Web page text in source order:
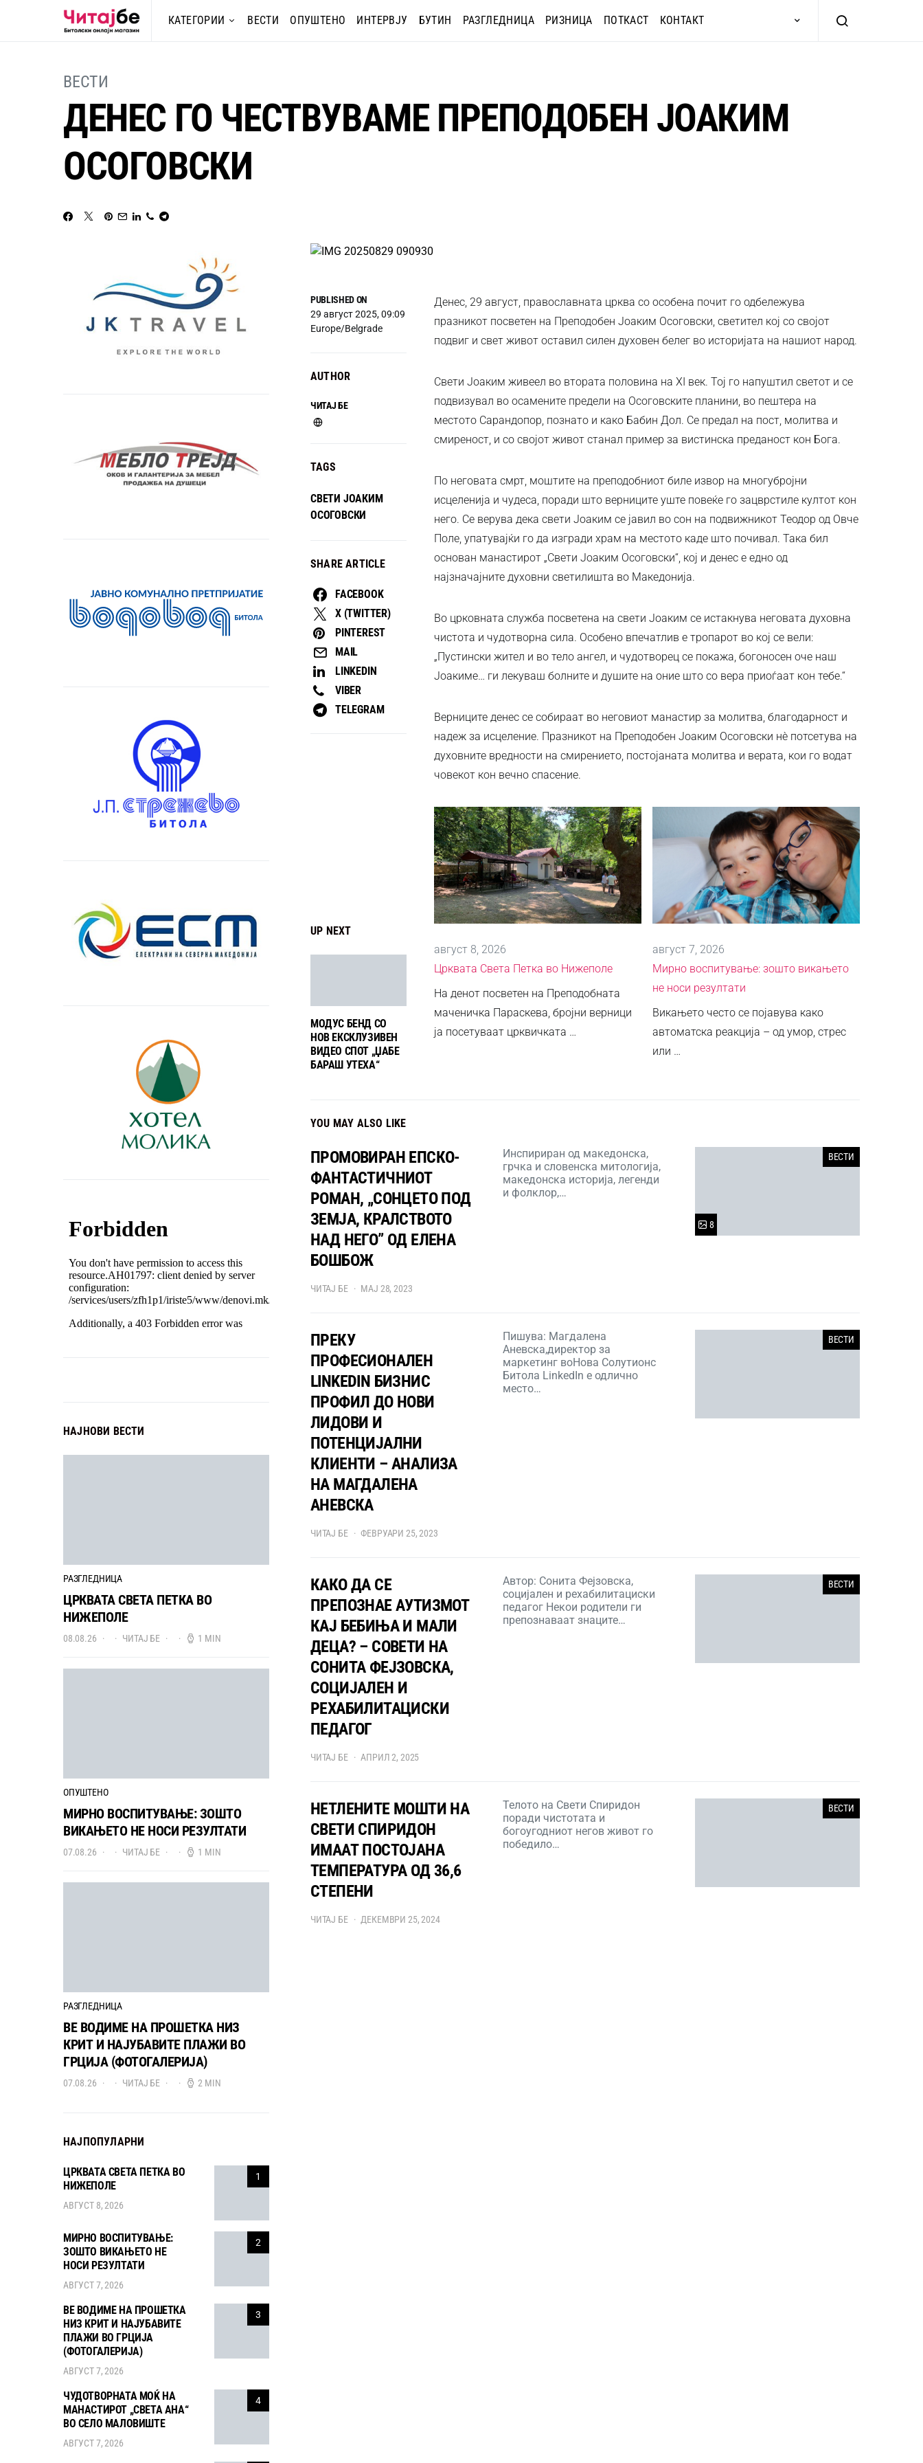
КАТЕГОРИИ ВЕСТИ ОПУШТЕНО ИНТЕРВЈУ БУТИН РАЗГЛЕДНИЦА РИЗНИЦА ПОТКАСТ КОНТАКТ
ВЕСТИ
ДЕНЕС ГО ЧЕСТВУВАМЕ ПРЕПОДОБЕН ЈОАКИМ
ОСОГОВСКИ
UP NEXT
МОДУС БЕНД СО
НОВ ЕКСКЛУЗИВЕН
ВИДЕО СПОТ „ЏАБЕ
БАРАШ УТЕХА“
PUBLISHED ON
29 август 2025, 09:09
Europe/Belgrade
AUTHOR
ЧИТАЈ БЕ
TAGS
СВЕТИ ЈОАКИМ
ОСОГОВСКИ
SHARE ARTICLE
FACEBOOK
X (TWITTER)
PINTEREST
MAIL
LINKEDIN
VIBER
TELEGRAM
Денес, 29 август, православната црква со особена почит го одбележува
празникот посветен на Преподобен Јоаким Осоговски, светител кој со својот
подвиг и свет живот оставил силен духовен белег во историјата на нашиот народ.
Свети Јоаким живеел во втората половина на XI век. Тој го напуштил светот и се
подвизувал во осамените предели на Осоговските планини, во пештера на
местото Сарандопор, познато и како Бабин Дол. Се предал на пост, молитва и
смиреност, и со својот живот станал пример за вистинска преданост кон Бога.
По неговата смрт, моштите на преподобниот биле извор на многубројни
исцеленија и чудеса, поради што верниците уште повеќе го зацврстиле култот кон
него. Се верува дека свети Јоаким се јавил во сон на подвижникот Теодор од Овче
Поле, упатувајќи го да изгради храм на местото каде што почивал. Така бил
основан манастирот „Свети Јоаким Осоговски“, кој и денес е едно од
најзначајните духовни светилишта во Македонија.
Во црковната служба посветена на свети Јоаким се истакнува неговата духовна
чистота и чудотворна сила. Особено впечатлив е тропарот во кој се вели:
„Пустински жител и во тело ангел, и чудотворец се покажа, богоносен оче наш
Јоакиме… ги лекуваш болните и душите на оние што со вера приоѓаат кон тебе.“
Верниците денес се собираат во неговиот манастир за молитва, благодарност и
надеж за исцеление. Празникот на Преподобен Јоаким Осоговски нè потсетува на
духовните вредности на смирението, постојаната молитва и верата, кои го водат
човекот кон вечно спасение.
август 8, 2026
Црквата Света Петка во Нижеполе
На денот посветен на Преподобната
маченичка Параскева, бројни верници
ја посетуваат црквичката …
август 7, 2026
Мирно воспитување: зошто викањето
не носи резултати
Викањето често се појавува како
автоматска реакција – од умор, стрес
или …
YOU MAY ALSO LIKE
ВЕСТИ
8
ПРОМОВИРАН ЕПСКО-
ФАНТАСТИЧНИОТ
РОМАН, „СОНЦЕТО ПОД
ЗЕМЈА, КРАЛСТВОТО
НАД НЕГО” ОД ЕЛЕНА
БОШБОЖ
Инспириран од македонска,
грчка и словенска митологија,
македонска историја, легенди
и фолклор,…
ЧИТАЈ БЕ МАЈ 28, 2023
ВЕСТИ
ПРЕКУ
ПРОФЕСИОНАЛЕН
LINKEDIN БИЗНИС
ПРОФИЛ ДО НОВИ
ЛИДОВИ И
ПОТЕНЦИЈАЛНИ
КЛИЕНТИ – АНАЛИЗА
НА МАГДАЛЕНА
АНЕВСКА
Пишува: Магдалена
Аневска,директор за
маркетинг воНова Солутионс
Битола LinkedIn е одлично
место…
ЧИТАЈ БЕ ФЕВРУАРИ 25, 2023
ВЕСТИ
КАКО ДА СЕ
ПРЕПОЗНАЕ АУТИЗМОТ
КАЈ БЕБИЊА И МАЛИ
ДЕЦА? – СОВЕТИ НА
СОНИТА ФЕЈЗОВСКА,
СОЦИЈАЛЕН И
РЕХАБИЛИТАЦИСКИ
ПЕДАГОГ
Автор: Сонита Фејзовска,
социјален и рехабилитациски
педагог Некои родители ги
препознаваат знаците…
ЧИТАЈ БЕ АПРИЛ 2, 2025
ВЕСТИ
НЕТЛЕНИТЕ МОШТИ НА
СВЕТИ СПИРИДОН
ИМААТ ПОСТОЈАНА
ТЕМПЕРАТУРА ОД 36,6
СТЕПЕНИ
Телото на Свети Спиридон
поради чистотата и
богоугодниот негов живот го
победило…
ЧИТАЈ БЕ ДЕКЕМВРИ 25, 2024
НАЈНОВИ ВЕСТИ
РАЗГЛЕДНИЦА
ЦРКВАТА СВЕТА ПЕТКА ВО
НИЖЕПОЛЕ
08.08.26 ЧИТАЈ БЕ 1 MIN
ОПУШТЕНО
МИРНО ВОСПИТУВАЊЕ: ЗОШТО
ВИКАЊЕТО НЕ НОСИ РЕЗУЛТАТИ
07.08.26 ЧИТАЈ БЕ 1 MIN
РАЗГЛЕДНИЦА
ВЕ ВОДИМЕ НА ПРОШЕТКА НИЗ
КРИТ И НАЈУБАВИТЕ ПЛАЖИ ВО
ГРЦИЈА (ФОТОГАЛЕРИЈА)
07.08.26 ЧИТАЈ БЕ 2 MIN
НАЈПОПУЛАРНИ
1
ЦРКВАТА СВЕТА ПЕТКА ВО
НИЖЕПОЛЕ
АВГУСТ 8, 2026
2
МИРНО ВОСПИТУВАЊЕ:
ЗОШТО ВИКАЊЕТО НЕ
НОСИ РЕЗУЛТАТИ
АВГУСТ 7, 2026
3
ВЕ ВОДИМЕ НА ПРОШЕТКА
НИЗ КРИТ И НАЈУБАВИТЕ
ПЛАЖИ ВО ГРЦИЈА
(ФОТОГАЛЕРИЈА)
АВГУСТ 7, 2026
4
ЧУДОТВОРНАТА МОЌ НА
МАНАСТИРОТ „СВЕТА АНА“
ВО СЕЛО МАЛОВИШТЕ
АВГУСТ 7, 2026